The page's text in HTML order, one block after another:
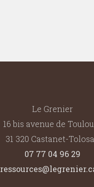
Le Grenier
16 bis avenue de
31 320 Castanet-
07 77 04 96 29